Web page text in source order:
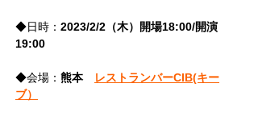
◆日時： 2023/2/2（木）開場18:00/開演
19:00
◆会場： 熊本
レストランバーCIB(キー
ブ）